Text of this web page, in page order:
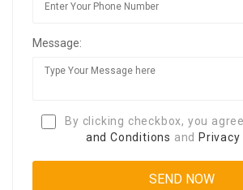
Message:
By clicking checkbox, you
and Conditions and Privacy